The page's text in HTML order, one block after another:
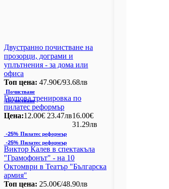
Двустранно почистване на
прозорци, дограми и
уплътнения - за дома или
офиса
Топ цена: 47.90€/93.68лв
Почистване
Почистване
Групова тренировка по
пилатес реформър
Цена:12.00€ 23.47лв16.00€
31.29лв
-25% Пилатес реформър
-25% Пилатес реформър
Виктор Калев в спектакъла
"Грамофонът" - на 10
Октомври в Театър "Българска
армия"
Топ цена: 25.00€/48.90лв